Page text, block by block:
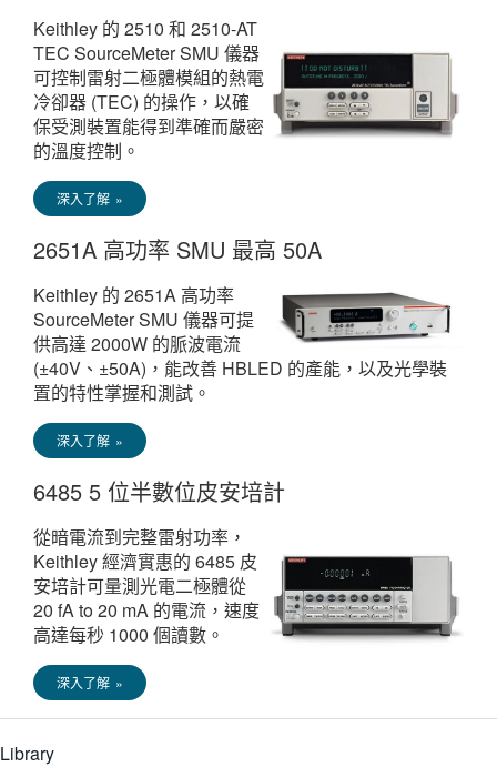
Keithley 的 2510 和 2510-AT
TEC SourceMeter SMU 儀器
可控制雷射二極體模組的熱電
冷卻器 (TEC) 的操作，以確
保受測裝置能得到準確而嚴密
的溫度控制。
深入了解 »
2651A 高功率 SMU 最高 50A
Keithley 的 2651A 高功率
SourceMeter SMU 儀器可提
供高達 2000W 的脈波電流
(±40V、±50A)，能改善 HBLED 的產能，以及光學裝
置的特性掌握和測試。
深入了解 »
6485 5 位半數位皮安培計
從暗電流到完整雷射功率，
Keithley 經濟實惠的 6485 皮
安培計可量測光電二極體從
20 fA to 20 mA 的電流，速度
高達每秒 1000 個讀數。
深入了解 »
Library